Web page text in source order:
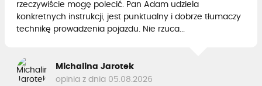
rzeczywiście mogę polecić. Pan Adam udziela
konkretnych instrukcji, jest punktualny i dobrze tłumaczy
technikę prowadzenia pojazdu. Nie rzuca...
Michalina Jarotek
opinia z dnia 05.08.2026